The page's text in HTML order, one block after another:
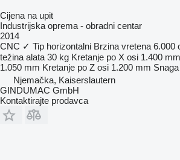
Cijena na upit
Industrijska oprema - obradni centar
2014
CNC ✓ Tip horizontalni Brzina vretena 6.000
težina alata 30 kg Kretanje po X osi 1.400 mm
1.050 mm Kretanje po Z osi 1.200 mm Snaga
Njemačka, Kaiserslautern
GINDUMAC GmbH
Kontaktirajte prodavca